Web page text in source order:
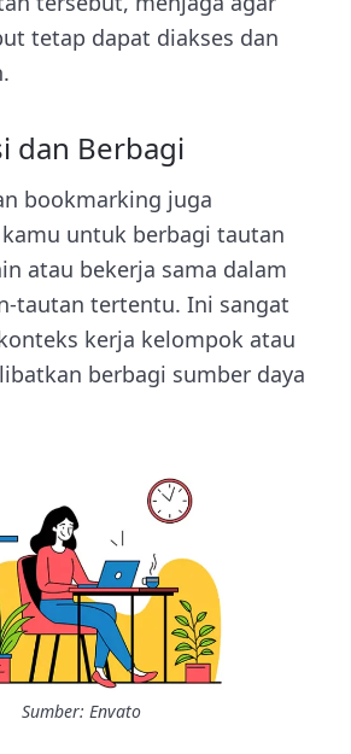
tetap dapat diakses dan
dan Berbagi
bookmarking juga
untuk berbagi tautan
atau bekerja sama dalam
tautan tertentu. Ini sangat
kerja kelompok atau
berbagi sumber daya
Sumber: Envato